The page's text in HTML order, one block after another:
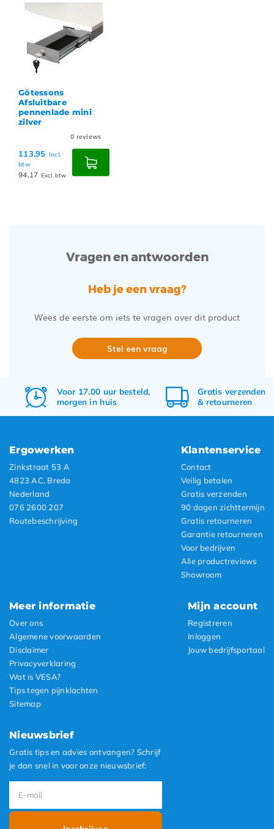
Götessons
Afsluitbare
pennenlade mini
zilver
0 reviews
113,95 Incl.
btw
94,17 Excl. btw
Vragen en antwoorden
Heb je een vraag?
Wees de eerste om iets te vragen over dit product
Stel een vraag
Voor 17.00 uur besteld,
morgen in huis
Gratisverzenden
&
retourneren
Ergowerken
Zinkstraat 53 A
4823 AC, Breda
Nederland
076 2600 207
Routebeschrijving
Klantenservice
Contact
Veilig betalen
Gratis verzenden
90 dagen zichttermijn
Gratis retourneren
Garantie retourneren
Voor bedrijven
Alle productreviews
Showroom
Meer informatie
Over ons
Algemene voorwaarden
Disclaimer
Privacyverklaring
Wat is VESA?
Tips tegen pijnklachten
Sitemap
Mijn account
Registreren
Inloggen
Jouw bedrijfsportaal
Nieuwsbrief
Gratis tips en advies ontvangen? Schrijf
je dan snel in voor onze nieuwsbrief: